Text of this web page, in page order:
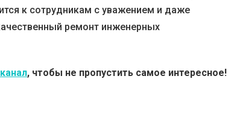
к сотрудникам с уважением и даже
ремонт инженерных
, чтобы не пропустить самое интересное!